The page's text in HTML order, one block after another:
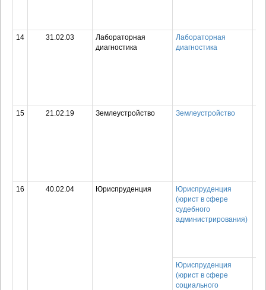
14
31.02.03
Лабораторная
диагностика
Лабораторная
диагностика
15
21.02.19 Землеустройство Землеустройство
16
40.02.04 Юриспруденция
Юриспруденция
(юрист в сфере
судебного
администрирования)
Юриспруденция
(юрист в сфере
социального